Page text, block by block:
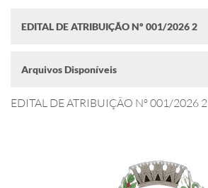
EDITAL DE ATRIBUIÇÃO Nº 001/2026 2
Arquivos Disponíveis
EDITAL DE ATRIBUIÇÃO Nº 001/2026 2